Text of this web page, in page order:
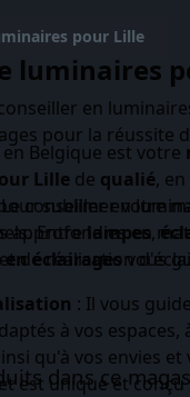
en
pour la réussite
conseiller en
approfondies en
de réalisation
: Il vous
à vos espaces,
qu'à vos envies et
est unique et conçu
pour Lille
luminaires
Belgique est votre
Lille de qualié, en
sublimer votre
Entrelampes,
éclairagesvous
dans ce